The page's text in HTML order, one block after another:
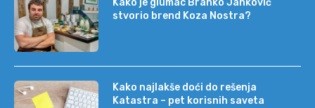
Kako je glumac Branko Janković
stvorio brend Koza Nostra?
Kako najlakše doći do rešenja
Katastra – pet korisnih saveta